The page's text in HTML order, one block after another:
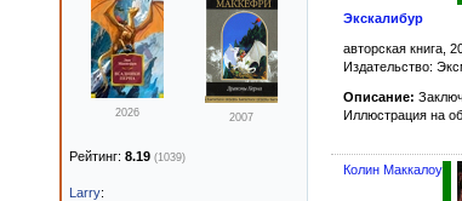
Экскалибур
авторская книга,
Издательство:
Описание:
Иллюстрация на
Колин Маккалоу
2026 2007
Рейтинг: 8.19 (1039)
Larry: